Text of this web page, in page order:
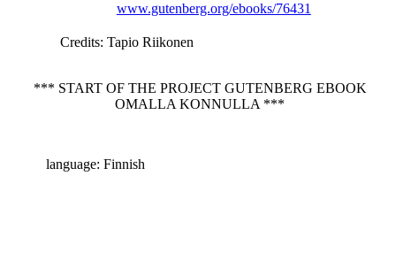
www.gutenberg.org/ebooks/76431
Credits: Tapio Riikonen
*** START OF THE PROJECT GUTENBERG EBOOK
OMALLA KONNULLA ***
language: Finnish